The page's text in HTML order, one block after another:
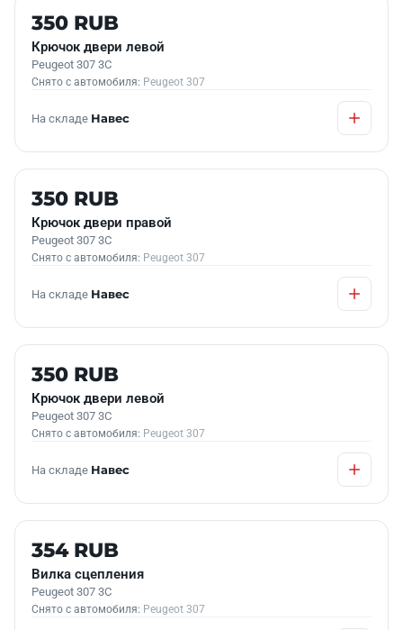
Б/У В НАЛИЧИИ
350 RUB
Крючок двери левой
Peugeot 307 3C
Снято с автомобиля: Peugeot 307
На складе Навес
Б/У В НАЛИЧИИ
350 RUB
Крючок двери правой
Peugeot 307 3C
Снято с автомобиля: Peugeot 307
На складе Навес
Б/У В НАЛИЧИИ
350 RUB
Крючок двери левой
Peugeot 307 3C
Снято с автомобиля: Peugeot 307
На складе Навес
Б/У В НАЛИЧИИ
354 RUB
Вилка сцепления
Peugeot 307 3C
Снято с автомобиля: Peugeot 307